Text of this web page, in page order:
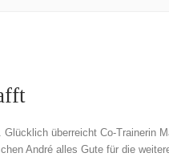
überreicht Co-Trainerin
André alles Gute für die